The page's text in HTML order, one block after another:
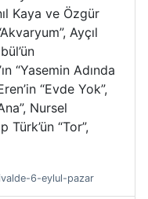
Kaya ve Özgür
Ayçıl
“Yasemin Adında
“Evde Yok”,
Nursel
Türk’ün “Tor”,
6-eylul-pazar